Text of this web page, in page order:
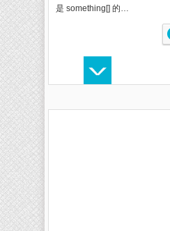
是 something[] 的…